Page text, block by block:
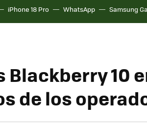
iPhone 18 Pro WhatsApp Samsung
Blackberry 10
de los